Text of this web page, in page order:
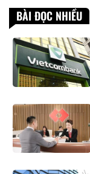
BÀI ĐỌC NHIỀU